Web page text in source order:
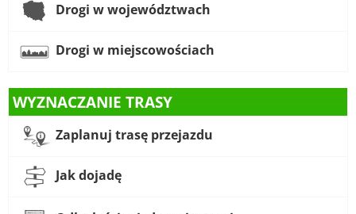
Drogi w województwach
Drogi w miejscowościach
WYZNACZANIE TRASY
Zaplanuj trasę przejazdu
Jak dojadę